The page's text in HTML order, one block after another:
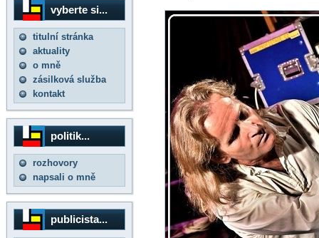
vyberte si...
titulní stránka
aktuality
o mně
zásilková služba
kontakt
politik...
rozhovory
napsali o mně
publicista...